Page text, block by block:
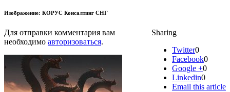
Изображение: КОРУС Консалтинг СНГ
Sharing
Twitter0
Facebook0
Google +0
Linkedin0
Email this article
Для отправки комментария вам
необходимо авторизоваться.